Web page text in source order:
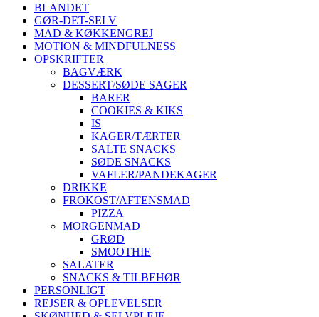
BLANDET
GØR-DET-SELV
MAD & KØKKENGREJ
MOTION & MINDFULNESS
OPSKRIFTER
BAGVÆRK
DESSERT/SØDE SAGER
BARER
COOKIES & KIKS
IS
KAGER/TÆRTER
SALTE SNACKS
SØDE SNACKS
VAFLER/PANDEKAGER
DRIKKE
FROKOST/AFTENSMAD
PIZZA
MORGENMAD
GRØD
SMOOTHIE
SALATER
SNACKS & TILBEHØR
PERSONLIGT
REJSER & OPLEVELSER